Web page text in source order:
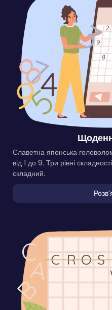
Славетна японська
від 1 до 9. Три рівні
складний.